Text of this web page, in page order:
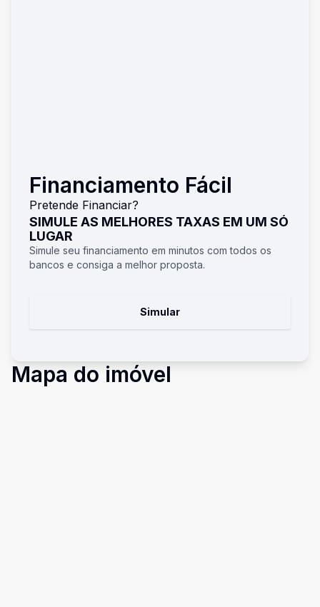
Financiamento Fácil
Pretende Financiar?
SIMULE AS MELHORES TAXAS EM UM SÓ
LUGAR
Simule seu financiamento em minutos com todos os
bancos e consiga a melhor proposta.
Simular
Mapa do imóvel